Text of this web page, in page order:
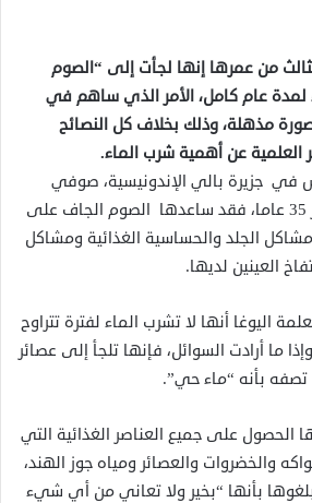
من عمرها إنها لجأت إلى “الصوم
لمدة عام كامل، الأمر الذي ساهم في
مذهلة، وذلك بخلاف كل النصائح
العلمية عن أهمية شرب الماء.
في جزيرة بالي الإندونيسية، صوفي
على
الجلد والحساسية الغذائية ومشاكل
العينين لديها.
اليوغا أنها لا تشرب الماء لفترة تتراوح
يوما، وإذا ما أرادت السوائل، فإنها تلجأ إلى عصائر
تصفه بأنه “ماء حي”.
على جميع العناصر الغذائية التي
والخضروات والعصائر ومياه جوز الهند،
بأنها “بخير ولا تعاني من أي شيء